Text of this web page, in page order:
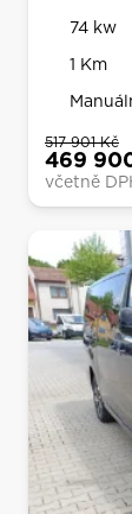
74 kw
1 Km
517 901 Kč
469
včetně